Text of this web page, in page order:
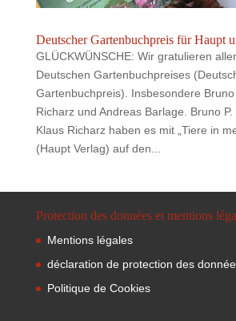
Deutscher Gartenbuchpreis für Haupt
GLÜCKWÜNSCHE: Wir gratulieren
Deutschen Gartenbuchpreises
Gartenbuchpreis). Insbesondere Bruno
Richarz und Andreas Barlage. Bruno
Klaus Richarz haben es mit „Tiere in
(Haupt Verlag) auf den...
Protection des données et mentions
Mentions légales
déclaration de protection des
Politique de Cookies